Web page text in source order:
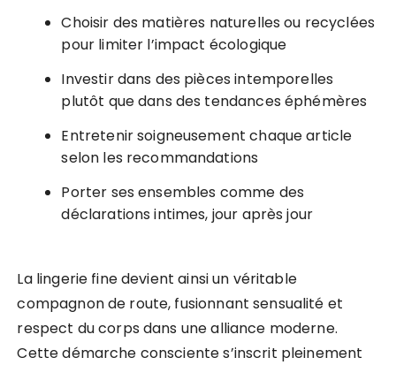
Choisir des matières naturelles ou recyclées
pour limiter l’impact écologique
Investir dans des pièces intemporelles
plutôt que dans des tendances éphémères
Entretenir soigneusement chaque article
selon les recommandations
Porter ses ensembles comme des
déclarations intimes, jour après jour
La lingerie fine devient ainsi un véritable
compagnon de route, fusionnant sensualité et
respect du corps dans une alliance moderne.
Cette démarche consciente s’inscrit pleinement